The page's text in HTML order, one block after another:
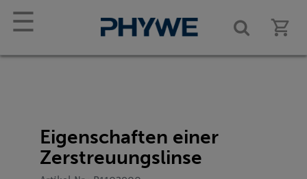
☰
Eigenschaften einer
Zerstreuungslinse